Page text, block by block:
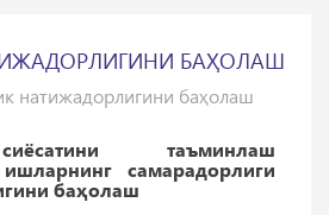
БАҲОЛАШ
натижадорлигини баҳолаш
таъминлаш
самарадорлиги
баҳолаш